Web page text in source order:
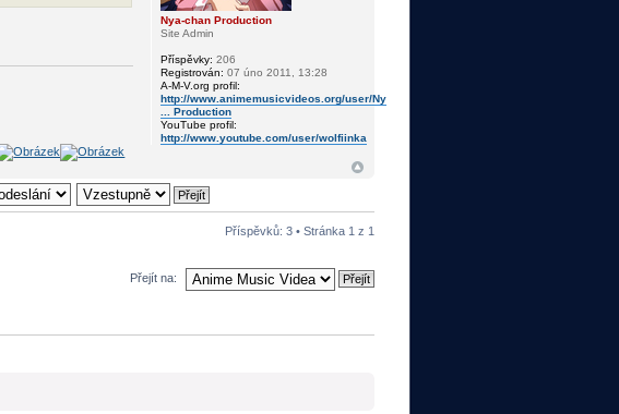
Nya-chan Production
Site Admin
Příspěvky: 206
Registrován: 07 úno 2011, 13:28
A-M-V.org profil:
http://www.animemusicvideos.org/user/Ny
... Production
YouTube profil:
http://www.youtube.com/user/wolfiinka
Příspěvků: 3 • Stránka 1 z 1
Přejít na: